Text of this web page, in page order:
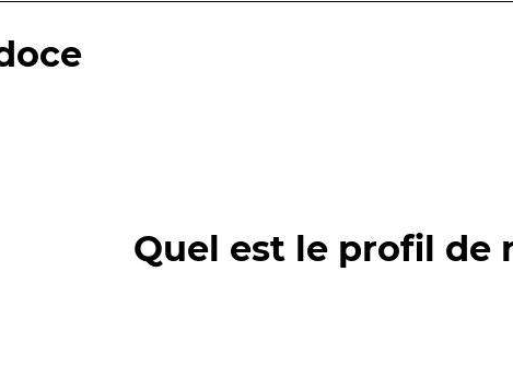
Quel est le profil de